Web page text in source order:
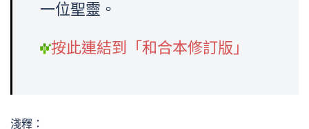
一位聖靈。
按此連結到「和合本修訂版」
淺釋：